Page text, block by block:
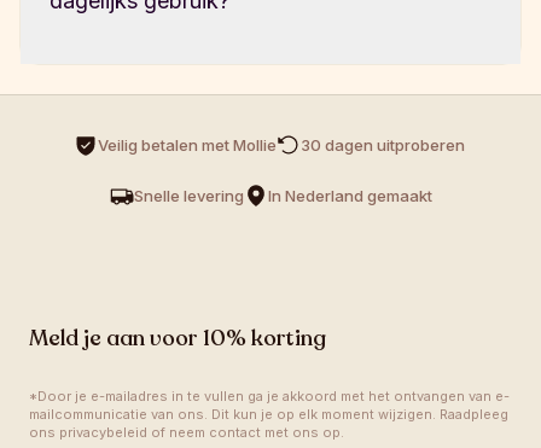
ook gebruiken voor water, smoothies of
Ja, hij is gemaakt voor dagelijks gebruik.
Duurzaam, makkelijk schoon te maken en
nemen.
Veilig betalen met Mollie 30 dagen uitproberen
Snelle levering In Nederland gemaakt
Meld je aan voor 10% korting
*Door je e-mailadres in te vullen ga je akkoord met het ontvangen van e-
mailcommunicatie van ons. Dit kun je op elk moment wijzigen. Raadpleeg
ons privacybeleid of neem contact met ons op.